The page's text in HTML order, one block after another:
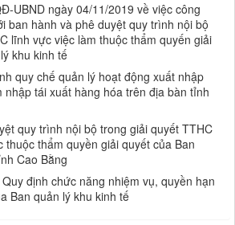
UBND ngày 04/11/2019 về việc công
ban hành và phê duyệt quy trình nội bộ
lĩnh vực việc làm thuộc thẩm quyến giải
khu kinh tế
quy chế quản lý hoạt động xuất nhập
nhập tái xuất hàng hóa trên địa bàn tỉnh
quy trình nội bộ trong giải quyết TTHC
thẩm quyền giải quyết của Ban
Cao Bằng
định chức năng nhiệm vụ, quyền hạn
Ban quản lý khu kinh tế